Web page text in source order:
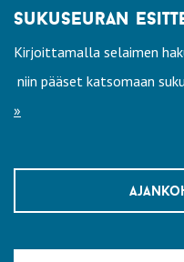
sukuseuran
Kirjoittamalla selaimen
niin pääset katsomaan
»